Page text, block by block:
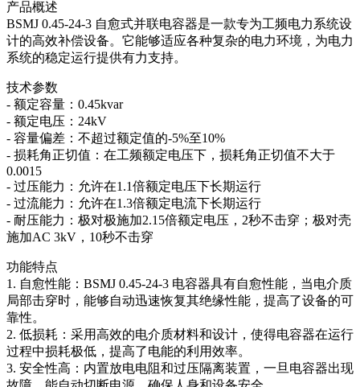
产品概述
BSMJ 0.45-24-3 自愈式并联电容器是一款专为工频电力系统设
计的高效补偿设备。它能够适应各种复杂的电力环境，为电力
系统的稳定运行提供有力支持。
技术参数
- 额定容量：0.45kvar
- 额定电压：24kV
- 容量偏差：不超过额定值的-5%至10%
- 损耗角正切值：在工频额定电压下，损耗角正切值不大于
0.0015
- 过压能力：允许在1.1倍额定电压下长期运行
- 过流能力：允许在1.3倍额定电流下长期运行
- 耐压能力：极对极施加2.15倍额定电压，2秒不击穿；极对壳
施加AC 3kV，10秒不击穿
功能特点
1. 自愈性能：BSMJ 0.45-24-3 电容器具有自愈性能，当电介质
局部击穿时，能够自动迅速恢复其绝缘性能，提高了设备的可
靠性。
2. 低损耗：采用高效的电介质材料和设计，使得电容器在运行
过程中损耗极低，提高了电能的利用效率。
3. 安全性高：内置放电电阻和过压隔离装置，一旦电容器出现